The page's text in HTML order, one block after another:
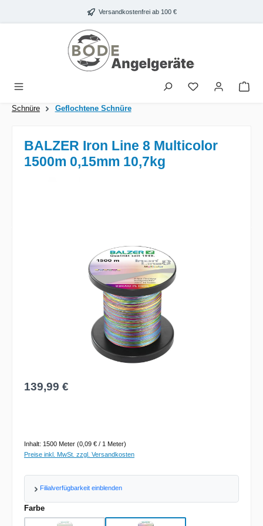
Zum Hauptinhalt springen Versandkostenfrei ab 100 €
Schnüre Geflochtene Schnüre
BALZER Iron Line 8 Multicolor
1500m 0,15mm 10,7kg
Regulärer Preis:
139,99 €
Inhalt: 1500 Meter (0,09 € / 1 Meter)
Preise inkl. MwSt. zzgl. Versandkosten
Filialverfügbarkeit einblenden
Farbeauswählen